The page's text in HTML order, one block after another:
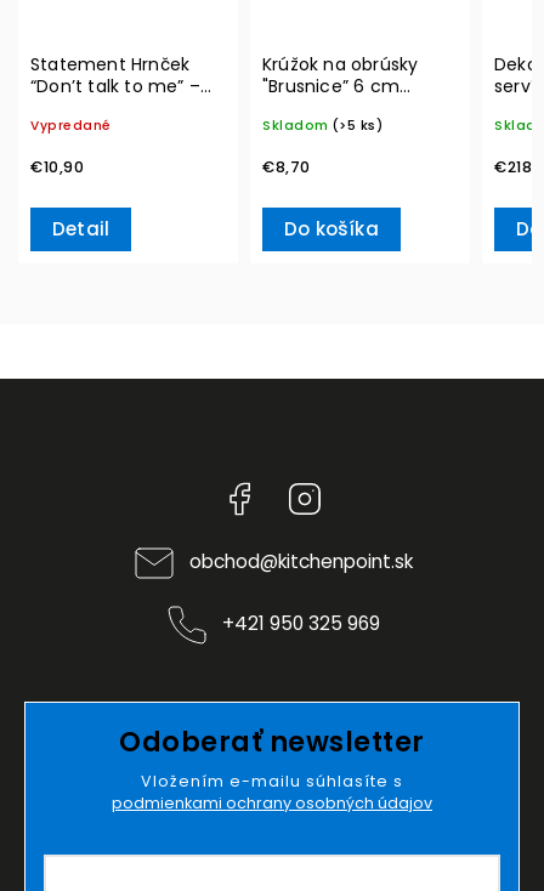
Statement Hrnček
“Don’t talk to me” –
Vypredané
€10,90
Detail
Krúžok na obrúsky
"Brusnice” 6 cm
Accessoires – Villeroy
Skladom (>5 ks)
€8,70
Do košíka
Facebook
obchod@kitchenpoint.sk
+421 950 325 969
Odoberať newsletter
Vložením e-mailu súhlasíte s
podmienkami ochrany osobných údajov